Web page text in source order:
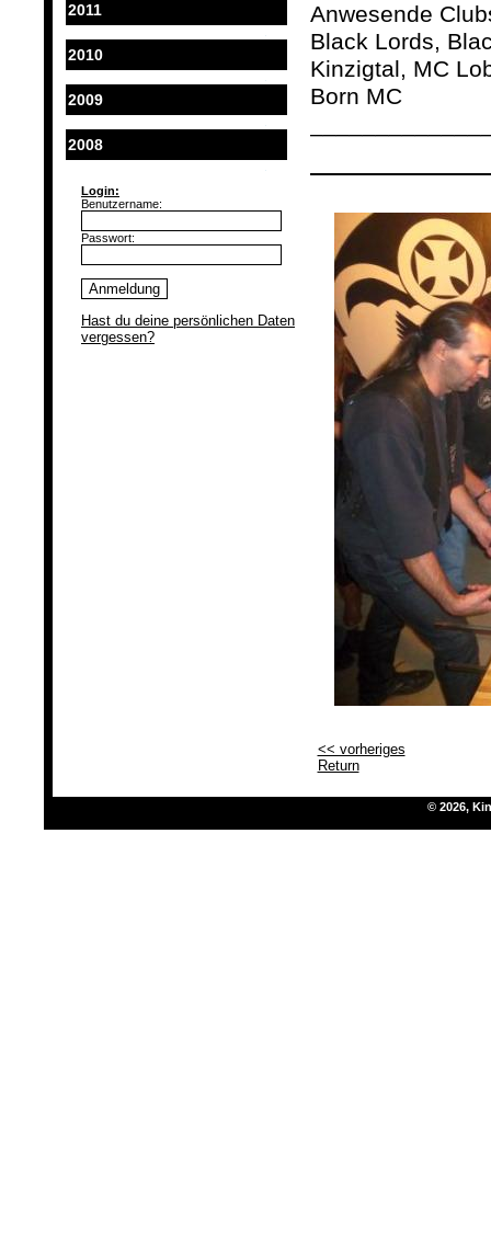
2011
2010
2009
2008
Login:
Benutzername:
Passwort:
Hast du deine persönlichen Daten
vergessen?
Anwesende
Black Lords,
Kinzigtal, MC
Born MC
<< vorheriges
Return
© 2026,